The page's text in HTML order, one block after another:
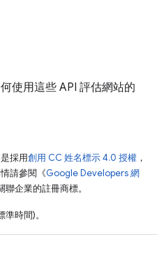
使用這些 API 評估網站的
採用創用 CC 姓名標示 4.0 授權 ，
請參閱《Google Developers 網
企業的註冊商標。
時間)。